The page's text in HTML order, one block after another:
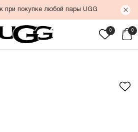
при покупке любой пары UGG
0 0